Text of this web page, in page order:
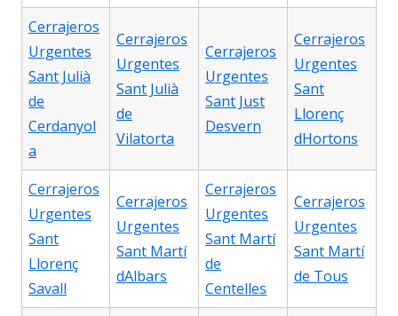
Cerrajeros
Urgentes
Sant Julià
de
Cerdanyol
a
Cerrajeros
Urgentes
Sant Julià
de
Vilatorta
Cerrajeros
Urgentes
Sant Just
Desvern
Cerrajeros
Urgentes
Sant
Llorenç
dHortons
Cerrajeros
Urgentes
Sant
Llorenç
Savall
Cerrajeros
Urgentes
Sant Martí
dAlbars
Cerrajeros
Urgentes
Sant Martí
de
Centelles
Cerrajeros
Urgentes
Sant Martí
de Tous